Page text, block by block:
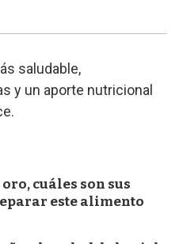
saludable,
y un aporte nutricional
cuáles son sus
este alimento